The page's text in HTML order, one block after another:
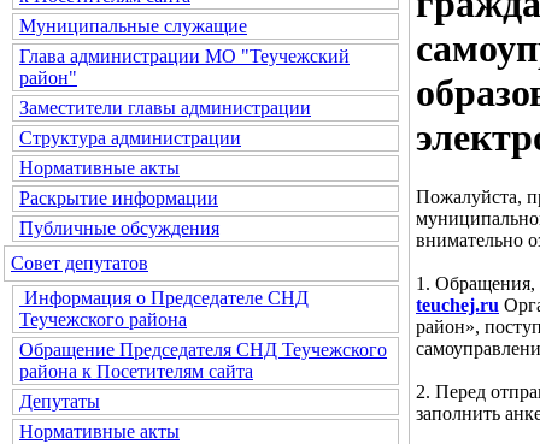
Муниципальные служащие
Глава администрации МО "Теучежский
район"
Заместители главы администрации
Структура администрации
Нормативные акты
Раскрытие информации
Публичные обсуждения
Совет депутатов
Информация о Председателе СНД
Теучежского района
Обращение Председателя СНД Теучежского
района к Посетителям сайта
Депутаты
Нормативные акты
Пожалуйста,
внимательно
1. Обращения,
teuchej.ru
район»,
2. Перед
заполнить